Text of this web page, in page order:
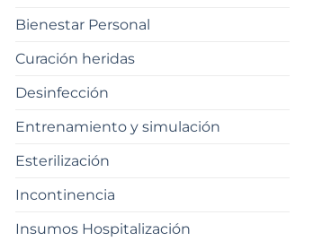
Bienestar Personal
Curación heridas
Desinfección
Entrenamiento y simulación
Esterilización
Incontinencia
Insumos Hospitalización